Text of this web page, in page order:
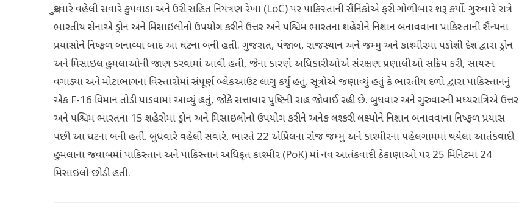
શુક્રવારે વહેલી સવારે કુપવાડા અને ઉરી સહિત નિયંત્રણ રેખા (LoC) પર પાકિસ્તાની સૈનિકોએ ફરી ગોળીબાર શરૂ કર્યો. ગુરુવારે રાત્રે
ભારતીય સેનાએ ડ્રોન અને મિસાઇલોનો ઉપયોગ કરીને ઉત્તર અને પશ્ચિમ ભારતના શહેરોને નિશાન બનાવવાના પાકિસ્તાની સૈન્યના
પ્રયાસોને નિષ્ફળ બનાવ્યા બાદ આ ઘટના બની હતી. ગુજરાત, પંજાબ, રાજસ્થાન અને જમ્મુ અને કાશ્મીરમાં પડોશી દેશ દ્વારા ડ્રોન
અને મિસાઇલ હુમલાઓની જાણ કરવામાં આવી હતી, જેના કારણે અધિકારીઓએ સંરક્ષણ પ્રણાલીઓ સક્રિય કરી, સાયરન
વગાડ્યા અને મોટાભાગના વિસ્તારોમાં સંપૂર્ણ બ્લેકઆઉટ લાગુ કર્યું હતું. સૂત્રોએ જણાવ્યું હતું કે ભારતીય દળો દ્વારા પાકિસ્તાનનું
એક F-16 વિમાન તોડી પાડવામાં આવ્યું હતું, જોકે સત્તાવાર પુષ્ટિની રાહ જોવાઈ રહી છે. બુધવાર અને ગુરુવારની મધ્યરાત્રિએ ઉત્તર
અને પશ્ચિમ ભારતના 15 શહેરોમાં ડ્રોન અને મિસાઇલોનો ઉપયોગ કરીને અનેક લશ્કરી લક્ષ્યોને નિશાન બનાવવાના નિષ્ફળ પ્રયાસ
પછી આ ઘટના બની હતી. બુધવારે વહેલી સવારે, ભારતે 22 એપ્રિલના રોજ જમ્મુ અને કાશ્મીરના પહેલગામમાં થયેલા આતંકવાદી
હુમલાના જવાબમાં પાકિસ્તાન અને પાકિસ્તાન અધિકૃત કાશ્મીર (PoK) માં નવ આતંકવાદી ઠેકાણાઓ પર 25 મિનિટમાં 24
મિસાઇલો છોડી હતી.